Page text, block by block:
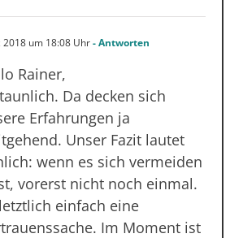
2018 um 18:08 Uhr- Antworten
Rainer,
Da decken sich
Erfahrungen ja
Unser Fazit lautet
wenn es sich vermeiden
vorerst nicht noch einmal.
einfach eine
Im Moment ist